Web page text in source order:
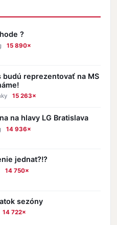
východe ?
15 890×
budú reprezentovať na MS
15 263×
na hlavy LG Bratislava
14 936×
jednat?!?
14 750×
sezóny
14 722×